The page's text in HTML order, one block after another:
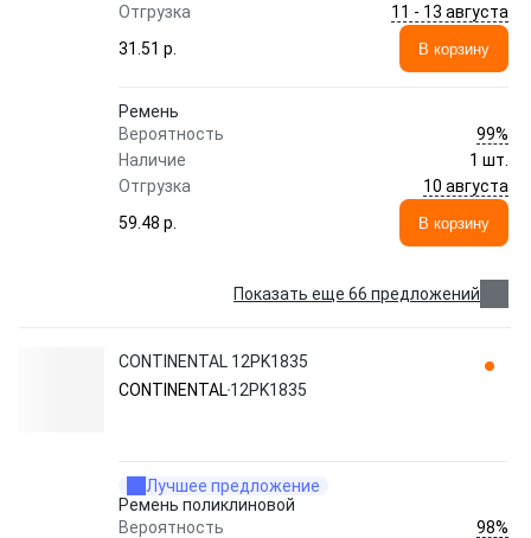
Отгрузка
11 - 13 августа
31.51 p.
В корзину
Ремень
Вероятность
99%
Наличие
1 шт.
Отгрузка
10 августа
59.48 p.
В корзину
Показать еще 66 предложений
CONTINENTAL 12PK1835
CONTINENTAL12PK1835
Лучшее предложение
Ремень поликлиновой
Вероятность
98%